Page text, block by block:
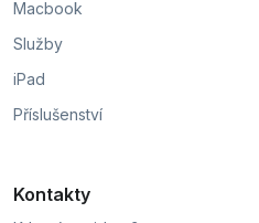
Macbook
Služby
iPad
Příslušenství
Kontakty